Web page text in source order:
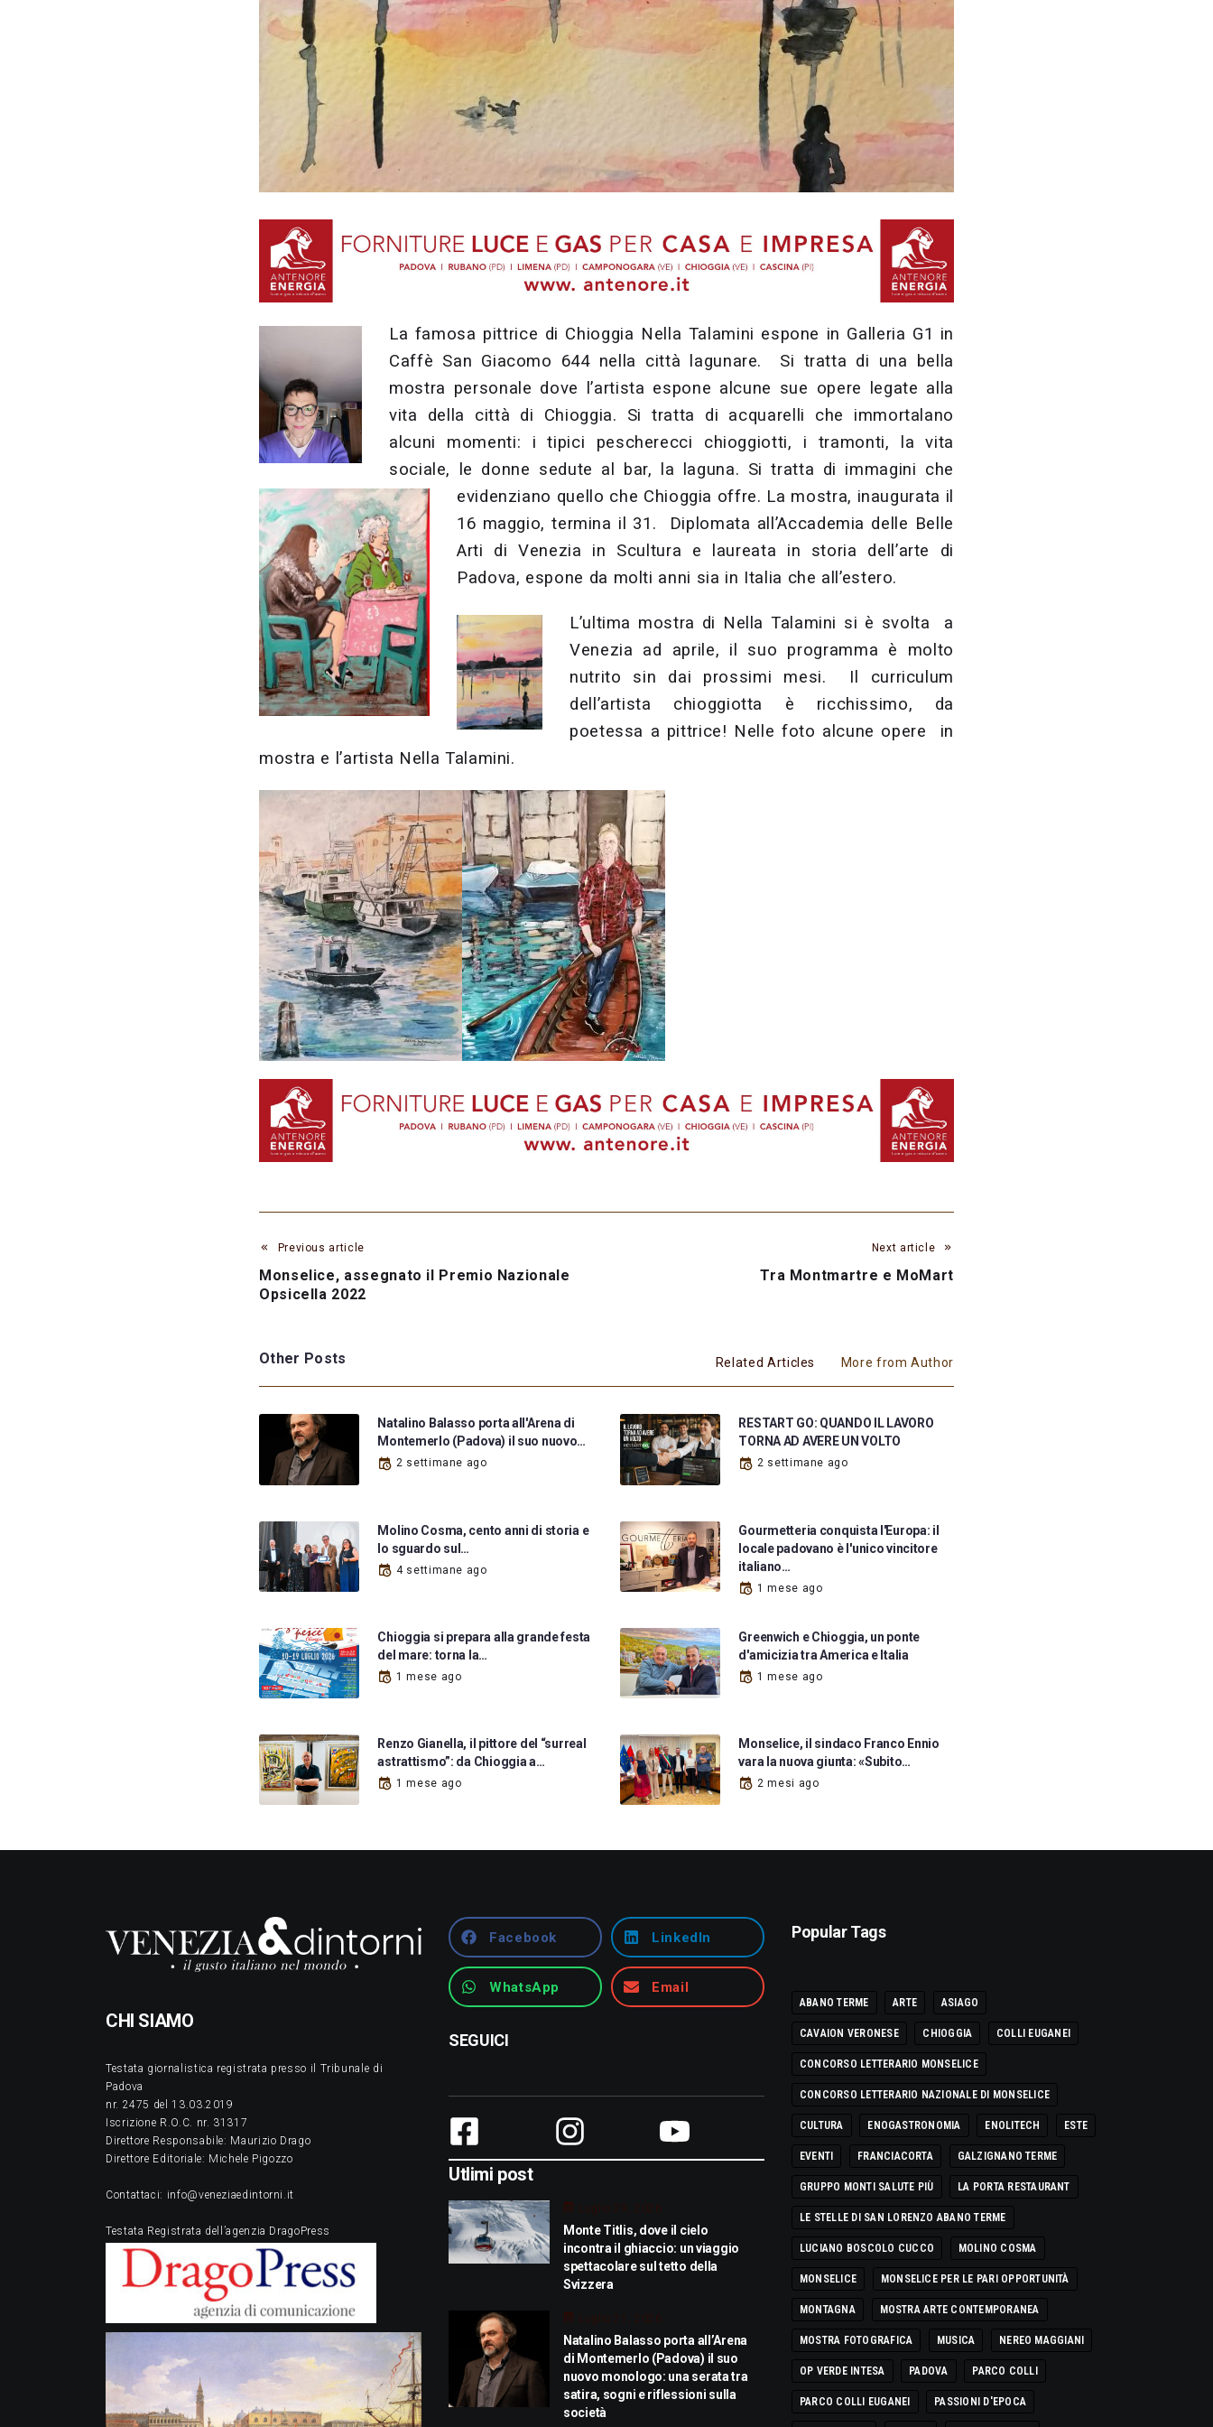
La famosa pittrice di Chioggia Nella Talamini espone in Galleria G1 in
Caffè San Giacomo 644 nella città lagunare. Si tratta di una bella
mostra personale dove l’artista espone alcune sue opere legate alla
vita della città di Chioggia. Si tratta di acquarelli che immortalano
alcuni momenti: i tipici pescherecci chioggiotti, i tramonti, la vita
sociale, le donne sedute al bar, la laguna. Si tratta di immagini che
evidenziano quello che Chioggia offre. La mostra, inaugurata il
16 maggio, termina il 31. Diplomata all’Accademia delle Belle
Arti di Venezia in Scultura e laureata in storia dell’arte di
Padova, espone da molti anni sia in Italia che all’estero.
L’ultima mostra di Nella Talamini si è svolta a
Venezia ad aprile, il suo programma è molto
nutrito sin dai prossimi mesi. Il curriculum
dell’artista chioggiotta è ricchissimo, da
poetessa a pittrice! Nelle foto alcune opere in
mostra e l’artista Nella Talamini.
Previous article
Monselice, assegnato il Premio Nazionale
Opsicella 2022
Next article
Tra Montmartre e MoMart
Other Posts Related Articles More from Author
Natalino Balasso porta all'Arena di
Montemerlo (Padova) il suo nuovo…
2 settimane ago
RESTART GO: QUANDO IL LAVORO
TORNA AD AVERE UN VOLTO
2 settimane ago
Molino Cosma, cento anni di storia e
lo sguardo sul…
4 settimane ago
Gourmetteria conquista l'Europa: il
locale padovano è l'unico vincitore
italiano…
1 mese ago
Chioggia si prepara alla grande festa
del mare: torna la…
1 mese ago
Greenwich e Chioggia, un ponte
d'amicizia tra America e Italia
1 mese ago
Renzo Gianella, il pittore del “surreal
astrattismo”: da Chioggia a…
1 mese ago
Monselice, il sindaco Franco Ennio
vara la nuova giunta: «Subito…
2 mesi ago
CHI SIAMO
Testata giornalistica registrata presso il Tribunale di
Padova
nr. 2475 del 13.03.2019
Iscrizione R.O.C. nr. 31317
Direttore Responsabile: Maurizio Drago
Direttore Editoriale: Michele Pigozzo
Contattaci: info@veneziaedintorni.it
Testata Registrata dell’agenzia DragoPress
Facebook LinkedIn
WhatsApp Email
SEGUICI
Utlimi post
Luglio 29, 2026
Monte Titlis, dove il cielo
incontra il ghiaccio: un viaggio
spettacolare sul tetto della
Svizzera
Luglio 21, 2026
Natalino Balasso porta all’Arena
di Montemerlo (Padova) il suo
nuovo monologo: una serata tra
satira, sogni e riflessioni sulla
società
Popular Tags
ABANO TERME ARTE ASIAGO
CAVAION VERONESE CHIOGGIA COLLI EUGANEI
CONCORSO LETTERARIO MONSELICE
CONCORSO LETTERARIO NAZIONALE DI MONSELICE
CULTURA ENOGASTRONOMIA ENOLITECH ESTE
EVENTI FRANCIACORTA GALZIGNANO TERME
GRUPPO MONTI SALUTE PIÙ LA PORTA RESTAURANT
LE STELLE DI SAN LORENZO ABANO TERME
LUCIANO BOSCOLO CUCCO MOLINO COSMA
MONSELICE MONSELICE PER LE PARI OPPORTUNITÀ
MONTAGNA MOSTRA ARTE CONTEMPORANEA
MOSTRA FOTOGRAFICA MUSICA NEREO MAGGIANI
OP VERDE INTESA PADOVA PARCO COLLI
PARCO COLLI EUGANEI PASSIONI D'EPOCA